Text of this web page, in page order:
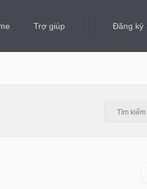
Trợ giúp Đăng ký